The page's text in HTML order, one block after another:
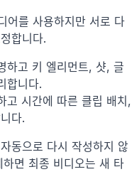
어를 사용하지만 서로 다
합니다.
하고 키 엘리먼트, 샷, 글
합니다.
고 시간에 따른 클립 배치,
다.
동으로 다시 작성하지 않
면 최종 비디오는 새 타